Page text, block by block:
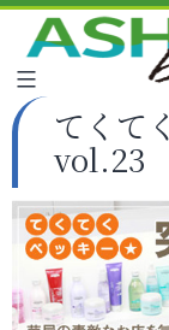
てくて
vol.23